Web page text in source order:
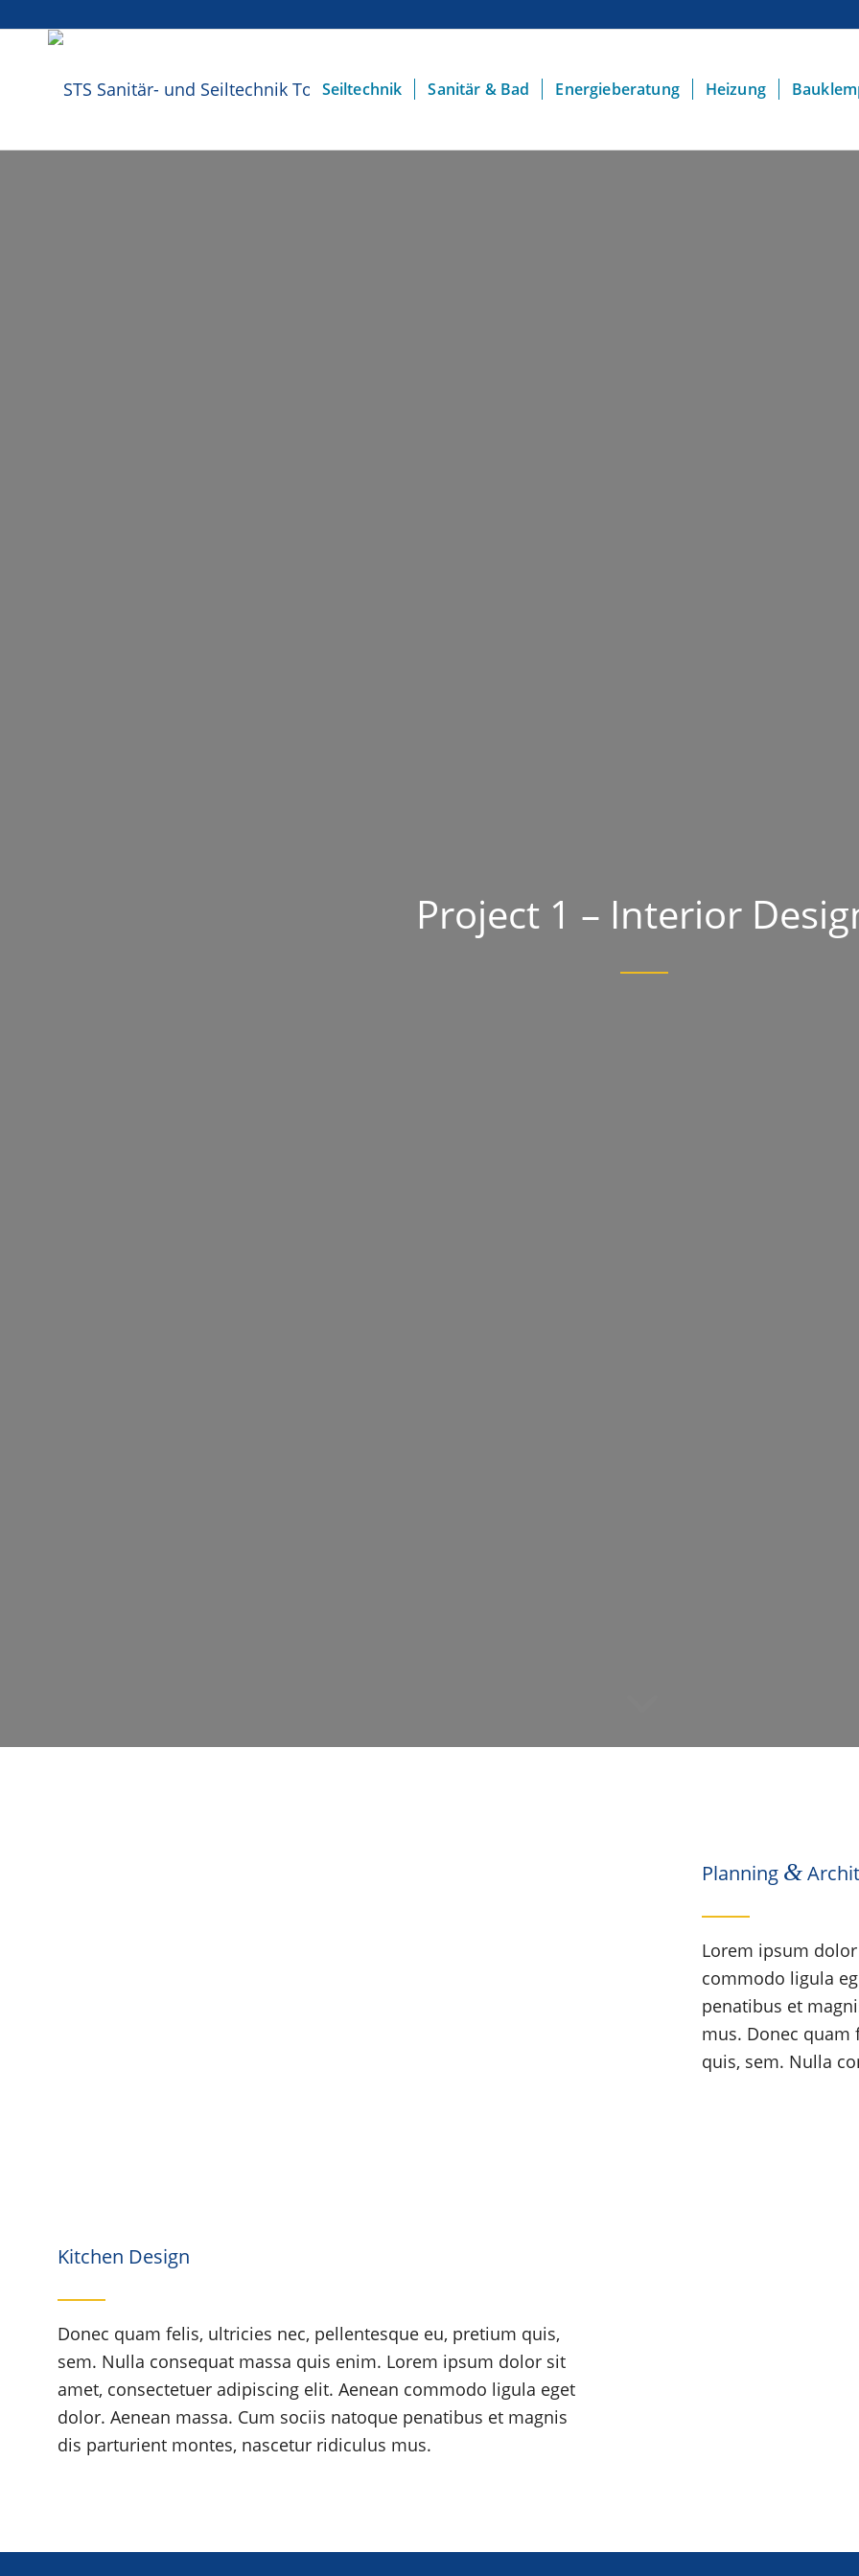
Seiltechnik Sanitär & Bad Energieberatung Heizung
Project 1 – Interior
Planning &
Lorem ipsum
commodo ligula
penatibus et
mus. Donec quam
quis, sem. Nulla
Kitchen Design
Donec quam felis, ultricies nec, pellentesque eu, pretium quis,
sem. Nulla consequat massa quis enim. Lorem ipsum dolor sit
amet, consectetuer adipiscing elit. Aenean commodo ligula eget
dolor. Aenean massa. Cum sociis natoque penatibus et magnis
dis parturient montes, nascetur ridiculus mus.